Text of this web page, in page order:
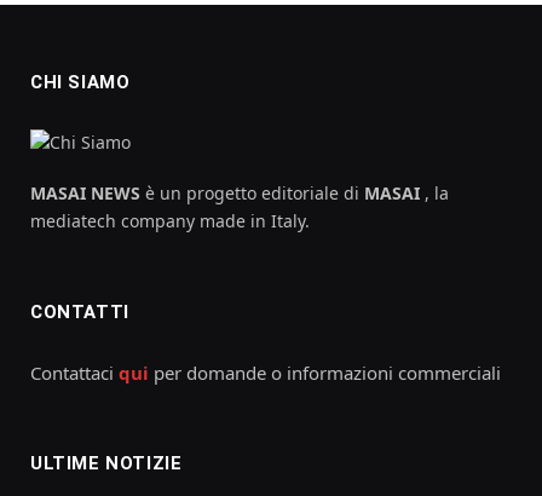
CHI SIAMO
MASAI NEWS è un progetto editoriale di MASAI , la
mediatech company made in Italy.
CONTATTI
Contattaci qui per domande o informazioni commerciali
ULTIME NOTIZIE